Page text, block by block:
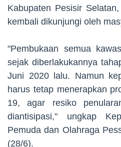
Kabupaten Pesisir
kembali dikunjungi oleh
"Pembukaan semua
sejak diberlakukannya
Juni 2020 lalu. Namun
harus tetap menerapkan
19, agar resiko
diantisipasi," ungkap
Pemuda dan Olahraga
(28/6).